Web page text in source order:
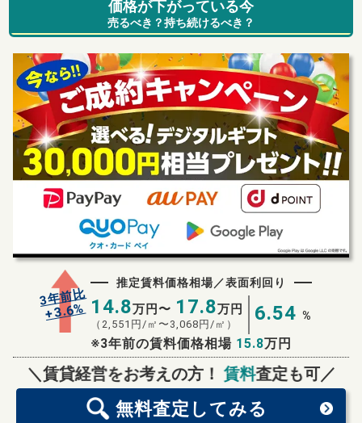
価格が下がっている今
売るべき？持ち続けるべき？
3年前比
+3.6%
推定賃料価格相場／表面利回り
14.8万円〜 17.8万円
（ 2,551 円/㎡〜 3,068 円/㎡） 6.54 %
※3年前の賃料価格相場 15.8万円
＼賃貸経営をお考えの方！ 賃料査定も可／
無料査定 してみる
無料査定スタート！